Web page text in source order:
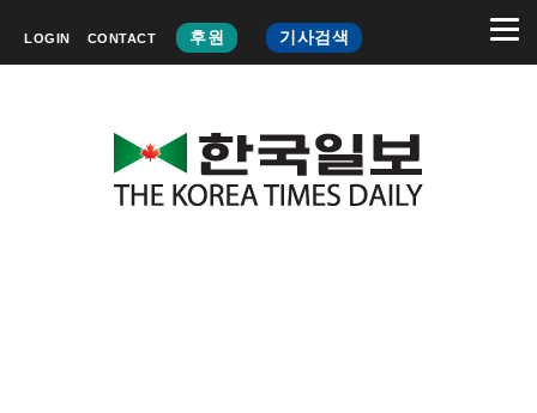
LOGIN CONTACT 후원 기사검색